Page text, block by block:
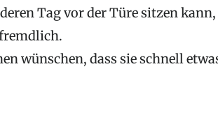
Tag vor der Türe sitzen
wünschen, dass sie schnell